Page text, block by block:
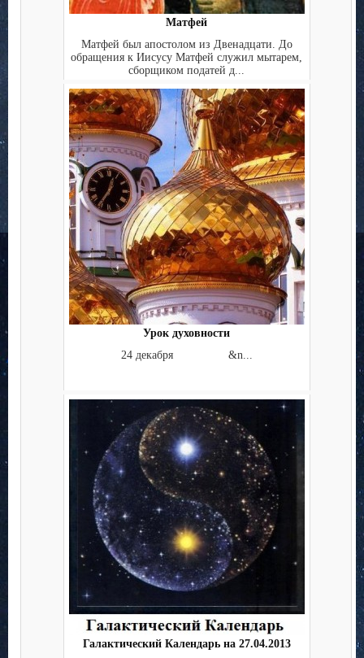
Матфей
Матфей был апостолом из Двенадцати. До
обращения к Иисусу Матфей служил мытарем,
сборщиком податей д...
Урок духовности
24 декабря &n...
Галактический Календарь на 27.04.2013